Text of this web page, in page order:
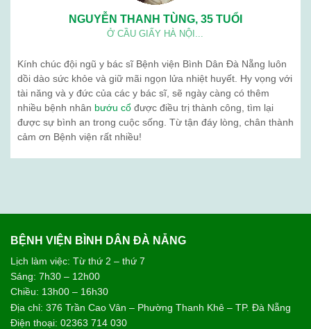
NGUYỄN THANH TÙNG, 35 TUỔI
Ở CẦU GIẤY HÀ NỘI...
Kính chúc đội ngũ y bác sĩ Bệnh viện Bình Dân Đà Nẵng luôn
dồi dào sức khỏe và giữ mãi ngọn lửa nhiệt huyết. Hy vọng với
tài năng và y đức của các y bác sĩ, sẽ ngày càng có thêm
nhiều bệnh nhân bướu cổ được điều trị thành công, tìm lại
được sự bình an trong cuộc sống. Từ tận đáy lòng, chân thành
cảm ơn Bệnh viện rất nhiều!
BỆNH VIỆN BÌNH DÂN ĐÀ NẴNG
Lịch làm việc: Từ thứ 2 – thứ 7
Sáng: 7h30 – 12h00
Chiều: 13h00 – 16h30
Địa chỉ: 376 Trần Cao Vân – Phường Thanh Khê – TP. Đà Nẵng
Điện thoại: 02363 714 030